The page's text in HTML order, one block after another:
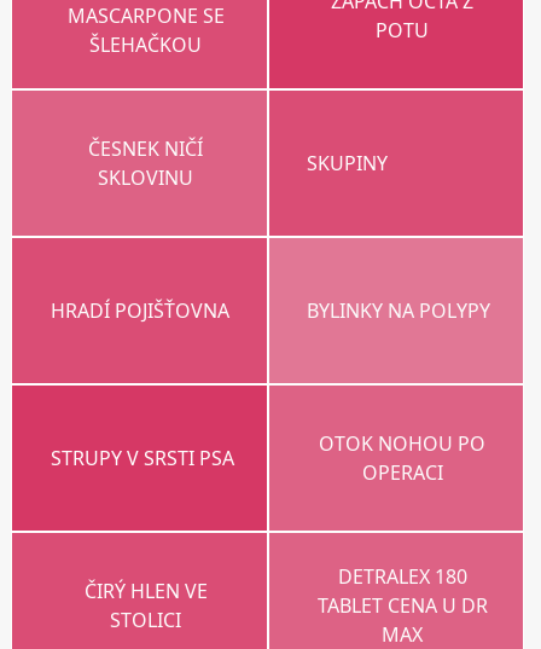
MASCARPONE SE
ŠLEHAČKOU
POTU
ČESNEK NIČÍ
SKLOVINU
SKUPINY
HRADÍ POJIŠŤOVNA BYLINKY NA POLYPY
STRUPY V SRSTI PSA
OTOK NOHOU PO
OPERACI
ČIRÝ HLEN VE
STOLICI
DETRALEX 180
TABLET CENA U DR
MAX